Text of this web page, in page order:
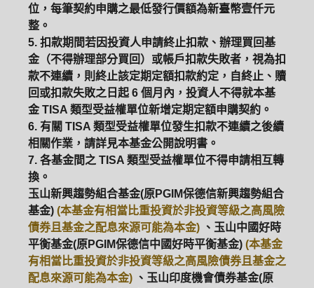
位，每筆契約申購之最低發行價額為新臺幣壹仟元
整。
5. 扣款期間若因投資人申請終止扣款、辦理買回基
金（不得辦理部分買回）或帳戶扣款失敗者，視為扣
款不連續，則終止該定期定額扣款約定，自終止、贖
回或扣款失敗之日起 6 個月內，投資人不得就本基
金 TISA 類型受益權單位新增定期定額申購契約。
6. 有關 TISA 類型受益權單位發生扣款不連續之後續
相關作業，請詳見本基金公開說明書。
7. 各基金間之 TISA 類型受益權單位不得申請相互轉
換。
玉山新興趨勢組合基金(原PGIM保德信新興趨勢組合
基金) (本基金有相當比重投資於非投資等級之高風險
債券且基金之配息來源可能為本金) 、玉山中國好時
平衡基金(原PGIM保德信中國好時平衡基金) (本基金
有相當比重投資於非投資等級之高風險債券且基金之
配息來源可能為本金) 、玉山印度機會債券基金(原